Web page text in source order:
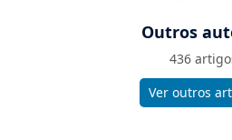
Outros
436
Ver outros